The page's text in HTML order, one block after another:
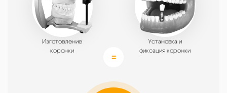
Изготовление
коронки
Установка и
фиксация коронки